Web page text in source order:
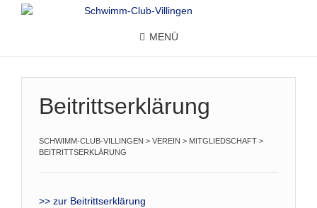
MENÜ
Beitrittserklärung
SCHWIMM-CLUB-VILLINGEN > VEREIN > MITGLIEDSCHAFT >
BEITRITTSERKLÄRUNG
>> zur Beitrittserklärung